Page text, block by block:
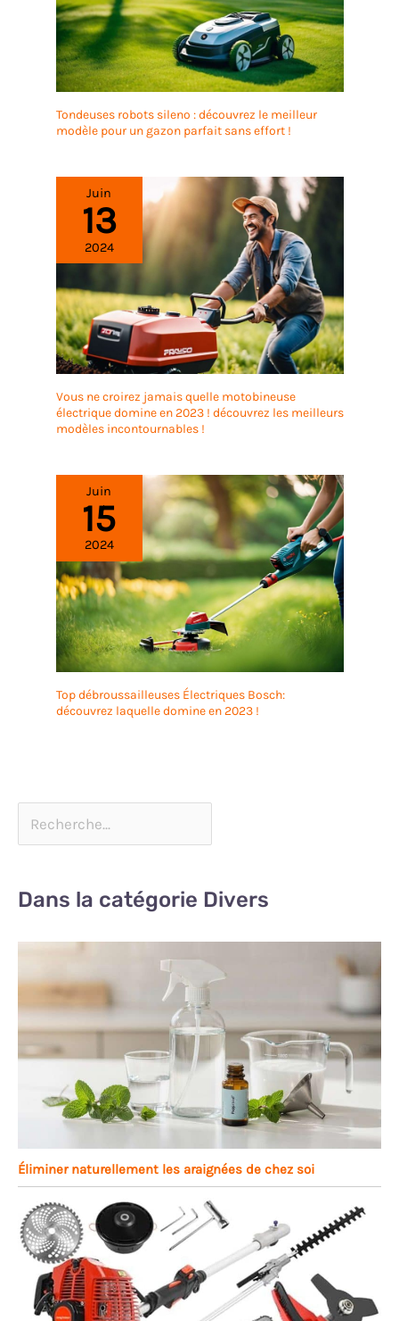
Tondeuses robots sileno : découvrez le meilleur
modèle pour un gazon parfait sans effort !
Juin
13
2024
Vous ne croirez jamais quelle motobineuse
électrique domine en 2023 ! découvrez les meilleurs
modèles incontournables !
Juin
15
2024
Top débroussailleuses Électriques Bosch:
découvrez laquelle domine en 2023 !
Dans la catégorie Divers
Éliminer naturellement les araignées de chez soi